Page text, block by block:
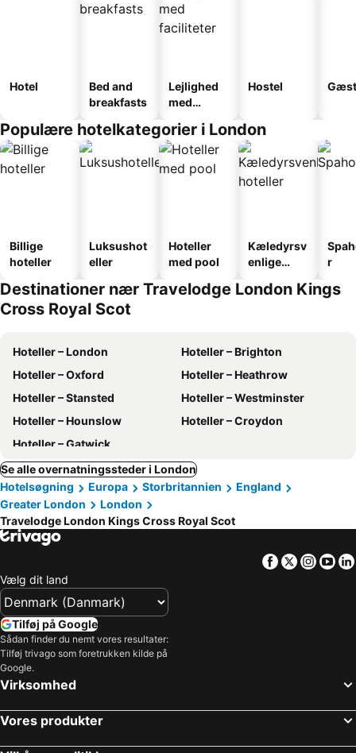
Hotel
Bed and
breakfasts
Lejlighed
med
Hostel
Populære hotelkategorier i London
Billige
hoteller
Luksushot
eller
Hoteller
med pool
Kæledyrsv
enlige
r
Destinationer nær Travelodge London Kings
Cross Royal Scot
Hoteller – London
Hoteller – Brighton
Hoteller – Oxford
Hoteller – Heathrow
Hoteller – Stansted
Hoteller – Westminster
Hoteller – Hounslow
Hoteller – Croydon
Hoteller – Gatwick
Se alle overnatningssteder i London
Hotelsøgning
Europa Storbritannien
England
Greater London
London
Travelodge London Kings Cross Royal Scot
Facebook
Twitter
Vælg dit land
Tilføj på Google
Sådan finder du nemt vores resultater:
Tilføj trivago som foretrukken kilde på
Google.
Virksomhed
Vores produkter